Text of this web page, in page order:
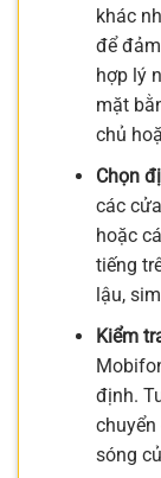
khác
để
hợp lý
mặt
chủ
Chọn
các
hoặc
tiếng
lậu,
Kiểm
định.
chuyển
sóng